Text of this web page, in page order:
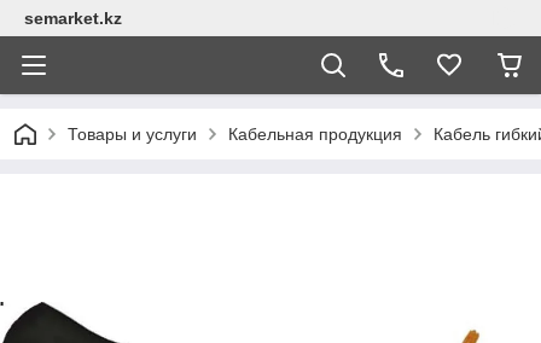
semarket.kz
Товары и услуги Кабельная продукция Кабель